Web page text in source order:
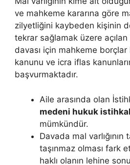
ve mahkeme kararına göre
zilyetliğini kaybeden kişinin
tekrar sağlamak üzere
davası için mahkeme
kanunu ve icra iflas
başvurmaktadır.
Aile arasında olan
medeni hukuk
mümkündür.
Davada mal varlığının
taşınmaz olması fark
haklı olanın lehine